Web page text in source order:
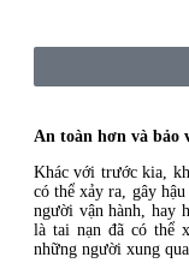
An toàn hơn và bảo
Khác với trước kia,
có thể xảy ra, gây
người vận hành, hay
là tai nạn đã có thể
những người xung